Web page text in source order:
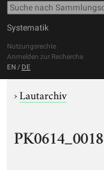
Systematik
Nutzungsrechte
Anmelden zur Recherche
EN / DE
›Lautarchiv
PK0614_0018